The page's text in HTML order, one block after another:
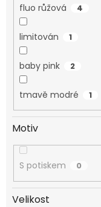
fluo růžová 4
limitován 1
baby pink 2
tmavě modré 1
Motiv
S potiskem 0
Velikost